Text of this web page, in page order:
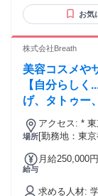
材は問いませ
います。 【こんな方に向いています】 ・経験を活かして在宅
話を聞くこと
方 【特に歓迎する方】 ・個人向け（BtoC）または法人向け
（BtoB）のア
率などの数
フランチャイズ
は不問です！
お気
株式会社Breath
美容コスメや
【自分らし
げ、タトゥー
ましょう！！
場所
アクセス: * 東京メトロ日比谷線 秋葉原駅 徒歩3分 * JR各
線 秋葉原駅
[勤務地：東
給与
月給250,000円～500,000
実際の年収例 * 24歳 男性（入社1年半）：年収360万円 * 28歳
求める人材: 学歴不問、職歴不問、年齢不問、セクシャリティ